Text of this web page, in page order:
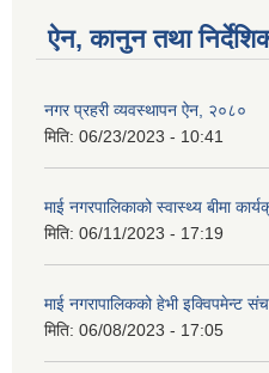
ऐन, कानुन तथा
नगर प्रहरी व्यवस्थापन ऐन, २०८०
मिति: 06/23/2023 - 10:41
माई नगरपालिकाको स्वास्थ्य बीमा
मिति: 06/11/2023 - 17:19
माई नगरापालिकको हेभी इक्विपमेन्ट
मिति: 06/08/2023 - 17:05